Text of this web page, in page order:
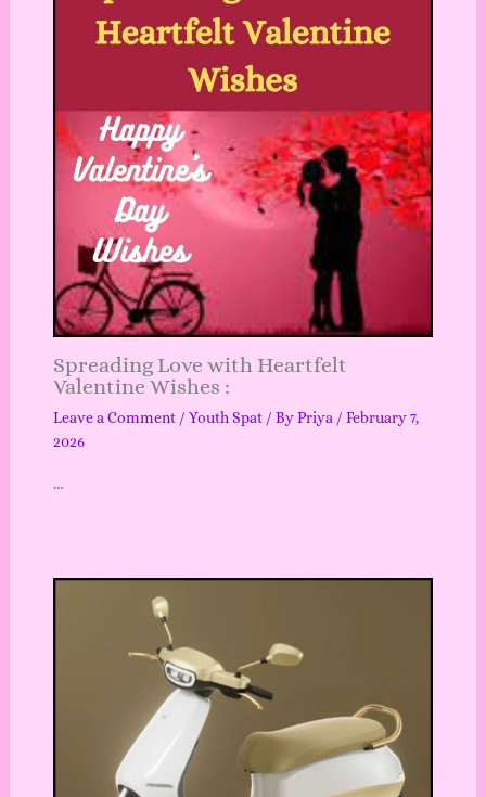
Spreading Love with Heartfelt
Valentine Wishes :
Leave a Comment / Youth Spat/ ByPriya / February 7,
2026
…